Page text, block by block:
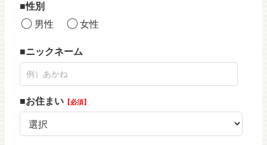
性別
男性
女性
ニックネーム
お住まい 必須